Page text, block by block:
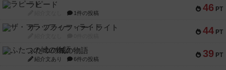
46 PT
ラピード
1件の投稿
44 PT
ザ・フラッフィー・ライト
39 PT
ふたつの城の物語
紹介文あり 6件の投稿